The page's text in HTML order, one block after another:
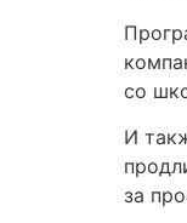
со
И
за